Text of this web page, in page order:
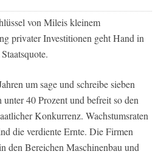
von Mileis kleinem
privater Investitionen geht Hand in
um sage und schreibe sieben
40 Prozent und befreit so den
Konkurrenz. Wachstumsraten
die verdiente Ernte. Die Firmen
den Bereichen Maschinenbau und